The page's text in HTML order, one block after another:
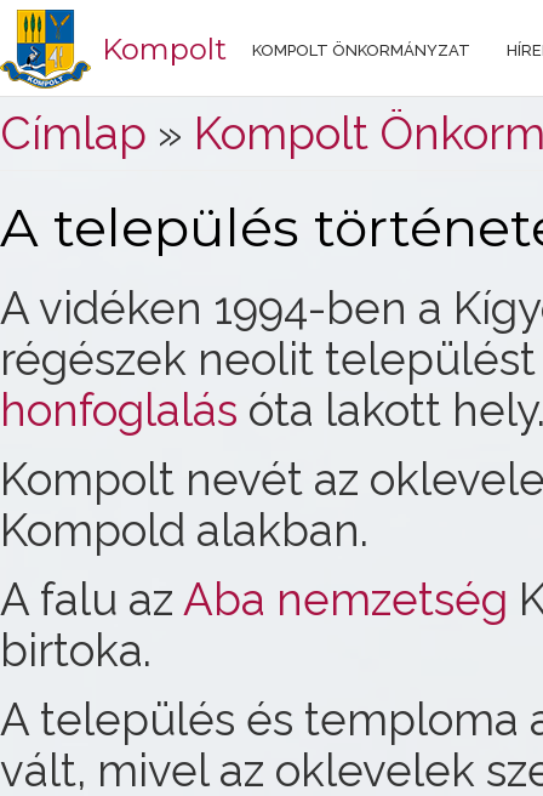
Kompolt KOMPOLT ÖNKORMÁNYZAT
Jelenlegi hely
Címlap » Kompolt
A település
A vidéken 1994-ben a
régészek neolit
honfoglalás óta lakott
Kompolt nevét az
Kompold alakban.
A falu az Aba nemzetség
birtoka.
A település és temploma
vált, mivel az oklevelek